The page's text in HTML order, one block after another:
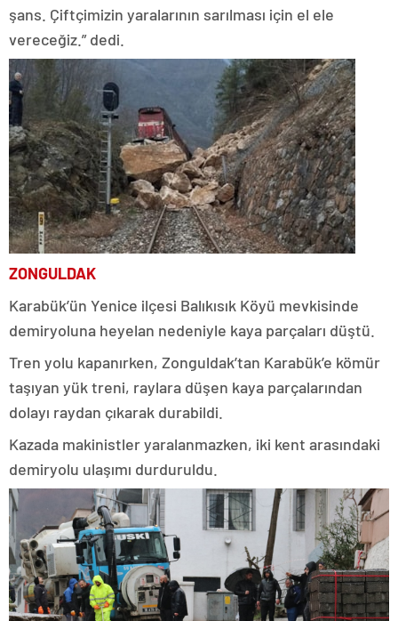
şans. Çiftçimizin yaralarının sarılması için el ele
vereceğiz.” dedi.
ZONGULDAK
Karabük’ün Yenice ilçesi Balıkısık Köyü mevkisinde
demiryoluna heyelan nedeniyle kaya parçaları düştü.
Tren yolu kapanırken, Zonguldak’tan Karabük’e kömür
taşıyan yük treni, raylara düşen kaya parçalarından
dolayı raydan çıkarak durabildi.
Kazada makinistler yaralanmazken, iki kent arasındaki
demiryolu ulaşımı durduruldu.